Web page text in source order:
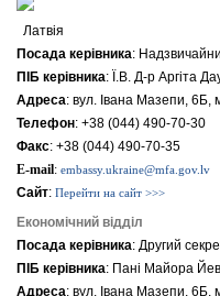
Латвія
Посада керівника:
ПІБ керівника: Ї.В. Д-р Аргіта
Адреса: вул. Івана Мазепи, 6Б,
Телефон: +38 (044) 490-70-30
Факс: +38 (044) 490-70-35
E-mail: embassy.ukraine@mfa.gov.lv
Сайт: Перейти на сайт >>>
Економічний відділ
Посада керівника: Другий
ПІБ керівника: Пані Майора
Адреса: вул. Івана Мазепи, 6Б,